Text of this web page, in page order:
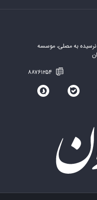
نرسیده به مصلی، موسسه